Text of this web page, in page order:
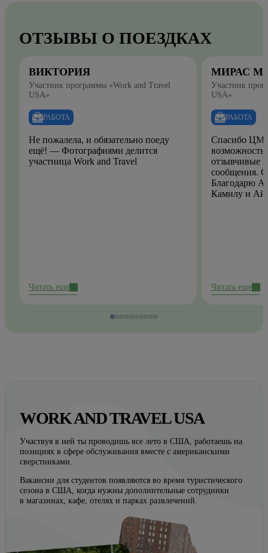
ОТЗЫВЫ О ПОЕЗДКАХ
ВИКТОРИЯ
Участник программы «Work and Travel
USA»
РАБОТА
Не пожалела, и обязательно поеду
ещё! — Фотографиями делится
участница Work and Travel
Читать еще
МИРАС
Участник
USA»
РАБОТА
Спасибо ЦМО
отзывчивые
сообщения.
Благодарю
Камилу и
Читать еще
WORK AND TRAVEL USA
Участвуя в ней ты проводишь все лето в США, работаешь на
позициях в сфере обслуживания вместе с американскими
сверстниками.
Вакансии для студентов появляются во время туристического
сезона в США, когда нужны дополнительные сотрудники
в магазинах, кафе, отелях и парках развлечений.